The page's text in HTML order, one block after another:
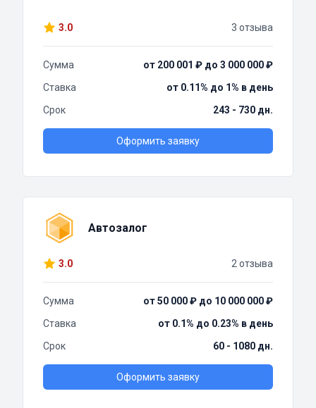
3.0 3 отзыва
Сумма
от 200 001 ₽ до 3 000 000 ₽
Ставка
от 0.11% до 1% в день
Срок
243 - 730 дн.
Оформить заявку
Автозалог
3.0 2 отзыва
Сумма
от 50 000 ₽ до 10 000 000 ₽
Ставка
от 0.1% до 0.23% в день
Срок
60 - 1080 дн.
Оформить заявку